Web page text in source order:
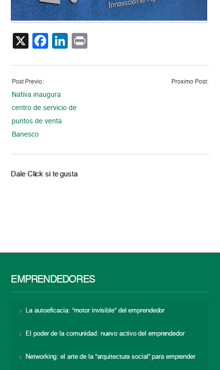
X Facebook
LinkedIn
Post Previo:
Nativa inaugura
centro de servicio de
puntos de venta
Banesco
Proximo Post:
Dale Click si te gusta
EMPRENDEDORES
La autoeficacia: “motor invisible” del emprendedor
El poder de la comunidad: nuevo activo del emprendedor
Networking: el arte de la “arquitectura social” para emprender